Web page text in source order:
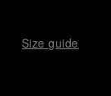
Size guide